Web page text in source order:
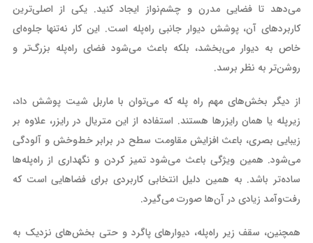
می‌دهد تا فضایی مدرن و چشم‌نواز ایجاد کنید. یکی از اصلی‌ترین
کاربردهای آن، پوشش دیوار جانبی راه‌پله است. این کار نه‌تنها جلوه‌ای
خاص به دیوار می‌بخشد، بلکه باعث می‌شود فضای راه‌پله بزرگ‌تر و
روشن‌تر به نظر برسد.
از دیگر بخش‌های مهم راه پله که می‌توان با ماربل شیت پوشش داد،
زیرپله یا همان رایزرها هستند. استفاده از این متریال در رایزر، علاوه بر
زیبایی بصری، باعث افزایش مقاومت سطح در برابر خط‌وخش و آلودگی
می‌شود. همین ویژگی باعث می‌شود تمیز کردن و نگهداری از راه‌پله‌ها
ساده‌تر باشد. به همین دلیل انتخابی کاربردی برای فضاهایی است که
رفت‌وآمد زیادی در آن‌ها صورت می‌گیرد.
همچنین، سقف زیر راه‌پله، دیوارهای پاگرد و حتی بخش‌های نزدیک به